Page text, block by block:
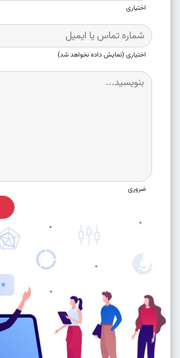
اختیاری
اختیاری (نمایش داده نخواهد شد)
ضروری